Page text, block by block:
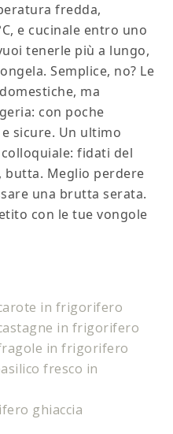
fredda,
e cucinale entro uno
tenerle più a lungo,
Semplice, no? Le
ma
con poche
sicure. Un ultimo
fidati del
butta. Meglio perdere
una brutta serata.
con le tue vongole
in frigorifero
in frigorifero
in frigorifero
fresco in
ghiaccia